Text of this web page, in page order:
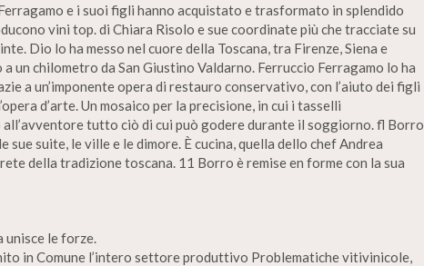
e i suoi figli hanno acquistato e trasformato in splendido
vini top. di Chiara Risolo e sue coordinate più che tracciate su
Dio lo ha messo nel cuore della Toscana, tra Firenze, Siena e
un chilometro da San Giustino Valdarno. Ferruccio Ferragamo lo ha
a un’imponente opera di restauro conservativo, con l’aiuto dei figli
d’arte. Un mosaico per la precisione, in cui i tasselli
tutto ciò di cui può godere durante il soggiorno. fl Borro
suite, le ville e le dimore. È cucina, quella dello chef Andrea
della tradizione toscana. 11 Borro è remise en forme con la sua
unisce le forze.
in Comune l’intero settore produttivo Problematiche vitivinicole,